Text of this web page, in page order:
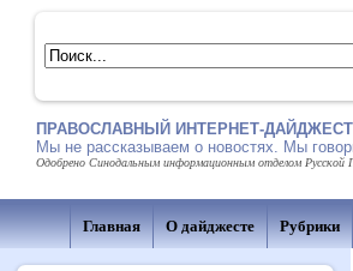
ПРАВОСЛАВНЫЙ ИНТЕРНЕТ-
Мы не рассказываем о новостях. Мы
Одобрено Синодальным информационным отделом
Главная О дайджесте Рубрики